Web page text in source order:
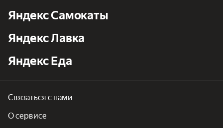
Яндекс Самокаты
Яндекс Лавка
Яндекс Еда
Связаться с нами
О сервисе